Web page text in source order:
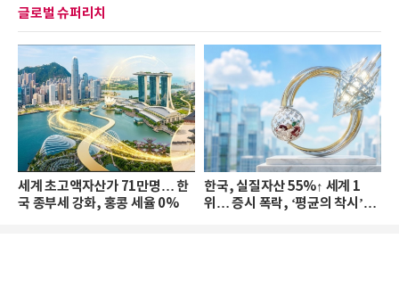
글로벌 슈퍼리치
세계 초고액자산가 71만명… 한
국 종부세 강화, 홍콩 세율 0%
한국, 실질자산 55%↑ 세계 1
위… 증시 폭락, ‘평균의 착시’와